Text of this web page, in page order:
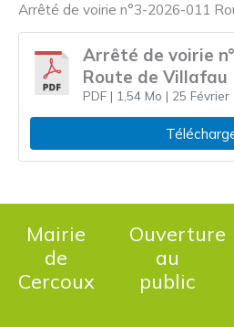
Arrêté de voirie n°3-2026-011
Arrêté de voirie
Route de Villafau
PDF| 1,54 Mo | 25 Février
Mairie
de
Cercoux
Ouverture
au
public